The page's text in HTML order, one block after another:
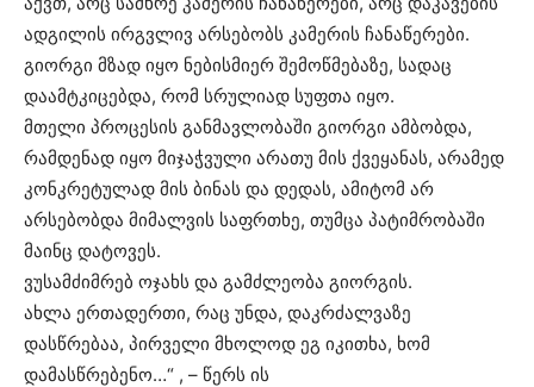
ადგილის ირგვლივ არსებობს კამერის ჩანაწერები.
გიორგი მზად იყო ნებისმიერ შემოწმებაზე, სადაც
დაამტკიცებდა, რომ სრულიად სუფთა იყო.
მთელი პროცესის განმავლობაში გიორგი ამბობდა,
რამდენად იყო მიჯაჭვული არათუ მის ქვეყანას, არამედ
კონკრეტულად მის ბინას და დედას, ამიტომ არ
არსებობდა მიმალვის საფრთხე, თუმცა პატიმრობაში
მაინც დატოვეს.
ვუსამძიმრებ ოჯახს და გამძლეობა გიორგის.
ახლა ერთადერთი, რაც უნდა, დაკრძალვაზე
დასწრებაა, პირველი მხოლოდ ეგ იკითხა, ხომ
დამასწრებენო…“ , – წერს ის